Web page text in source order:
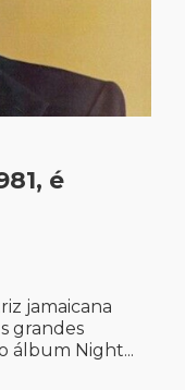
é
jamaicana
grandes
álbum Night...